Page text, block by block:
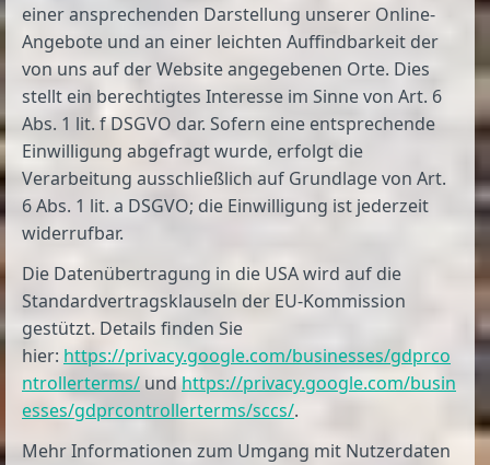
einer ansprechenden Darstellung unserer Online-
Angebote und an einer leichten Auffindbarkeit der
von uns auf der Website angegebenen Orte. Dies
stellt ein berechtigtes Interesse im Sinne von Art. 6
Abs. 1 lit. f DSGVO dar. Sofern eine entsprechende
Einwilligung abgefragt wurde, erfolgt die
Verarbeitung ausschließlich auf Grundlage von Art.
6 Abs. 1 lit. a DSGVO; die Einwilligung ist jederzeit
widerrufbar.
Die Datenübertragung in die USA wird auf die
Standardvertragsklauseln der EU-Kommission
gestützt. Details finden Sie
hier: https://privacy.google.com/businesses/gdprco
ntrollerterms/ und https://privacy.google.com/busin
esses/gdprcontrollerterms/sccs/.
Mehr Informationen zum Umgang mit Nutzerdaten